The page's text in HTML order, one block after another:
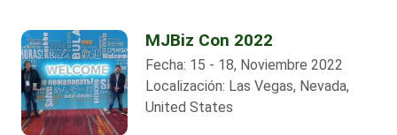
MJBiz Con 2022
Fecha: 15 - 18, Noviembre 2022
Localización: Las Vegas, Nevada,
United States